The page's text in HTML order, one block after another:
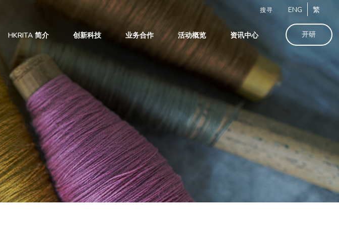
搜寻 ENG 繁
HKRITA 简介 创新科技 业务合作 活动概览 资讯中心 开研